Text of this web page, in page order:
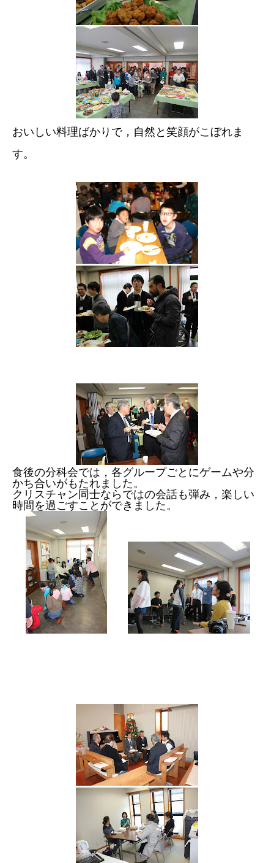
おいしい料理ばかりで，自然と笑顔がこぼれま
す。
食後の分科会では，各グループごとにゲームや分
かち合いがもたれました。
クリスチャン同士ならではの会話も弾み，楽しい
時間を過ごすことができました。